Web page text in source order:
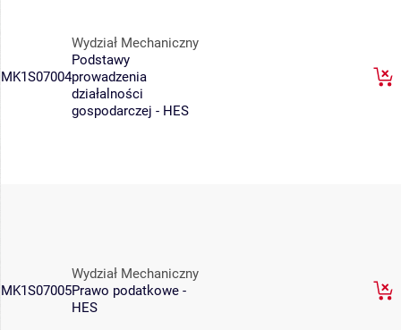
MK1S07004
Wydział Mechaniczny
Podstawy
prowadzenia
działalności
gospodarczej - HES
MK1S07005
Wydział Mechaniczny
Prawo podatkowe -
HES